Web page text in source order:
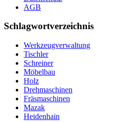
AGB
Schlagwortverzeichnis
Werkzeugverwaltung
Tischler
Schreiner
Möbelbau
Holz
Drehmaschinen
Fräsmaschinen
Mazak
Heidenhain